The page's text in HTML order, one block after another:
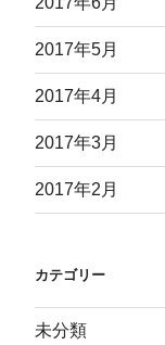
2017年5月
2017年4月
2017年3月
2017年2月
カテゴリー
未分類